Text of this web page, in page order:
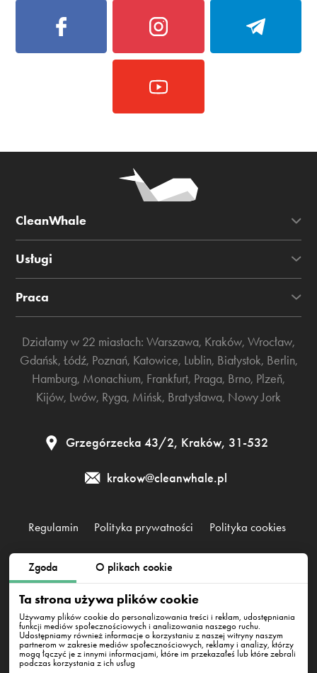
Zgoda O plikach cookie
Ta strona używa plików cookie
Używamy plików cookie do personalizowania treści i reklam, udostępniania
funkcji mediów społecznościowych i analizowania naszego ruchu.
Udostępniamy również informacje o korzystaniu z naszej witryny naszym
partnerom w zakresie mediów społecznościowych, reklamy i analizy, którzy
mogą łączyć je z innymi informacjami, które im przekazałeś lub które zebrali
podczas korzystania z ich usług
CleanWhale
Usługi
Praca
Działamy w 22 miastach: Warszawa, Kraków, Wrocław,
Gdańsk, Łódź, Poznań, Katowice, Lublin, Białystok, Berlin,
Hamburg, Monachium, Frankfurt, Praga, Brno, Plzeň,
Kijów, Lwów, Ryga, Mińsk, Bratysława, Nowy Jork
Grzegórzecka 43/2, Kraków, 31-532
krakow@cleanwhale.pl
Regulamin Polityka prywatności Polityka cookies
Clean Whale Sp. z o.o., KRS 0000868230, NIP: 6751738063,
REGON: 38745511400000
Grzegórzecka 43/2, Kraków, 31-532